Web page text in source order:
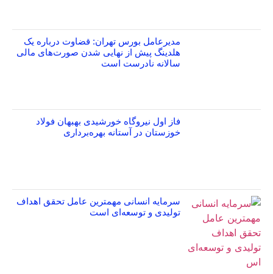
مدیرعامل بورس تهران: قضاوت درباره یک
هلدینگ پیش از نهایی شدن صورت‌های مالی
سالانه نادرست است
فاز اول نیروگاه خورشیدی بهبهان فولاد
خوزستان در آستانه بهره‌برداری
سرمایه انسانی مهمترین عامل تحقق اهداف
تولیدی و توسعه‌ای است